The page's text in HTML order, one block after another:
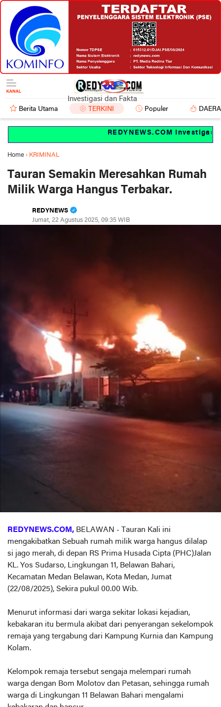
Investigasi dan Fakta
Berita Utama TERKINI Populer
REDYNEWS.COM Investigasi
Home › KRIMINAL
Tauran Semakin Meresahkan Rumah
Milik Warga Hangus Terbakar.
REDYNEWS
Jumat, 22 Agustus 2025, 09:35 WIB
REDYNEWS.COM, BELAWAN - Tauran Kali ini
mengakibatkan Sebuah rumah milik warga hangus dilalap
si jago merah, di depan RS Prima Husada Cipta (PHC)Jalan
KL. Yos Sudarso, Lingkungan 11, Belawan Bahari,
Kecamatan Medan Belawan, Kota Medan, Jumat
(22/08/2025), Sekira pukul 00.00 Wib.
Menurut informasi dari warga sekitar lokasi kejadian,
kebakaran itu bermula akibat dari penyerangan sekelompok
remaja yang tergabung dari Kampung Kurnia dan Kampung
Kolam.
Kelompok remaja tersebut sengaja melempari rumah
warga dengan Bom Molotov dan Petasan, sehingga rumah
warga di Lingkungan 11 Belawan Bahari mengalami